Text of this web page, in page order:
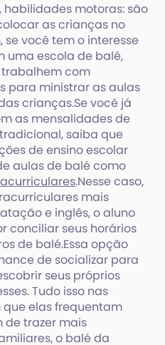
motoras: são
as crianças no
se você tem o interesse
uma escola de balé,
com
para ministrar as aulas
crianças.Se você já
as mensalidades de
saiba que
de ensino escolar
aulas de balé como
.Nesse caso,
mais
e inglês, o aluno
conciliar seus horários
de balé.Essa opção
de socializar para
seus próprios
Tudo isso nas
elas frequentam
de trazer mais
o balé da